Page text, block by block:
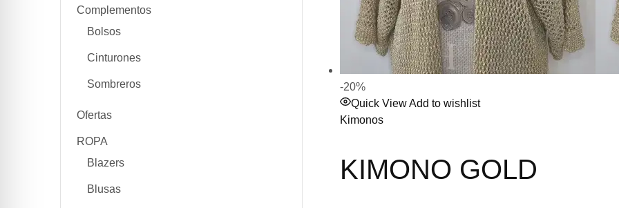
-20%
Quick ViewAdd to wishlist
Kimonos
KIMONO GOLD
Complementos
Bolsos
Cinturones
Sombreros
Ofertas
ROPA
Blazers
Blusas